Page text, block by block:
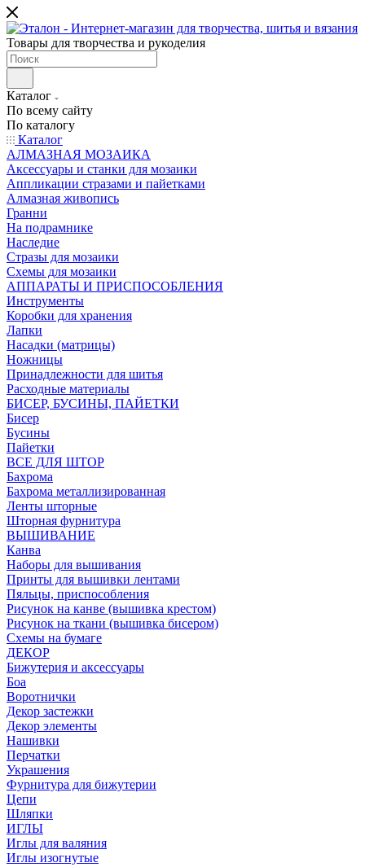
Товары для творчества и рукоделия
Каталог
По всему сайту
По каталогу
Каталог
АЛМАЗНАЯ МОЗАИКА
Аксессуары и станки для мозаики
Аппликации стразами и пайетками
Алмазная живопись
Гранни
На подрамнике
Наследие
Стразы для мозаики
Схемы для мозаики
АППАРАТЫ И ПРИСПОСОБЛЕНИЯ
Инструменты
Коробки для хранения
Лапки
Насадки (матрицы)
Ножницы
Принадлежности для шитья
Расходные материалы
БИСЕР, БУСИНЫ, ПАЙЕТКИ
Бисер
Бусины
Пайетки
ВСЕ ДЛЯ ШТОР
Бахрома
Бахрома металлизированная
Ленты шторные
Шторная фурнитура
ВЫШИВАНИЕ
Канва
Наборы для вышивания
Принты для вышивки лентами
Пяльцы, приспособления
Рисунок на канве (вышивка крестом)
Рисунок на ткани (вышивка бисером)
Схемы на бумаге
ДЕКОР
Бижутерия и аксессуары
Боа
Воротнички
Декор застежки
Декор элементы
Нашивки
Перчатки
Украшения
Фурнитура для бижутерии
Цепи
Шляпки
ИГЛЫ
Иглы для валяния
Иглы изогнутые